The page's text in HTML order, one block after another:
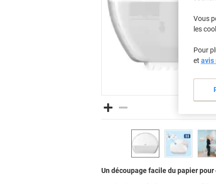
Un découpage facile du papier
Vous
les
Pour
et avis